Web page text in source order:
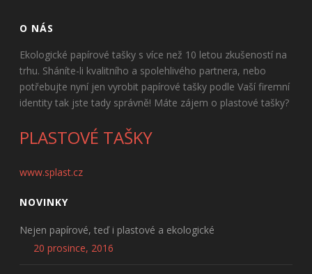
O NÁS
Ekologické papírové tašky s více než 10 letou zkušeností na
trhu. Sháníte-li kvalitního a spolehlivého partnera, nebo
potřebujte nyní jen vyrobit papírové tašky podle Vaší firemní
identity tak jste tady správně! Máte zájem o plastové tašky?
PLASTOVÉ TAŠKY
www.splast.cz
NOVINKY
Nejen papírové, teď i plastové a ekologické
20 prosince, 2016